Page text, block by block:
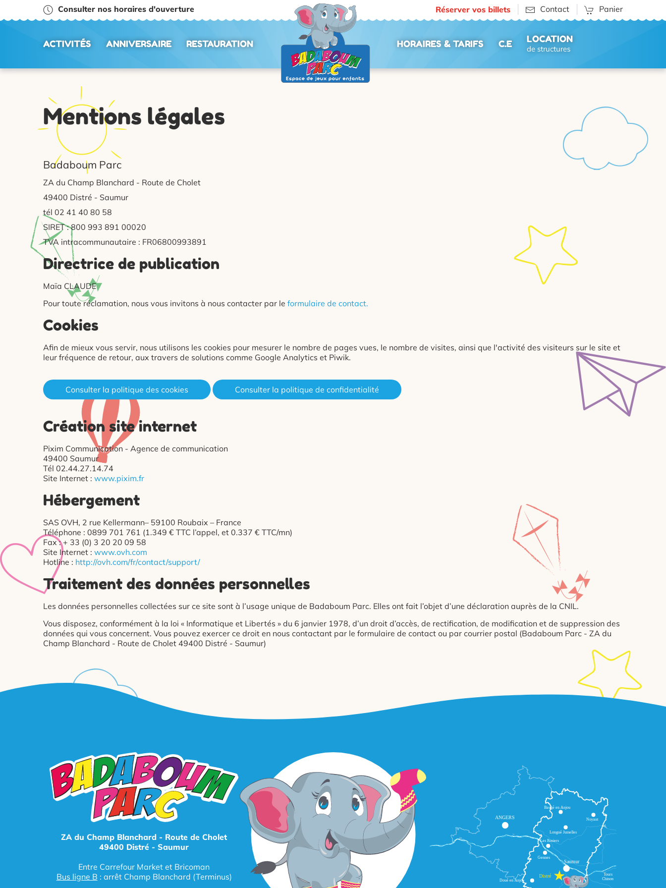
Consulter nos horaires d'ouverture Réserver vos billets Contact Panier
ACTIVITÉS ANNIVERSAIRE RESTAURATION HORAIRES & TARIFS C.E LOCATION
de structures
Mentions légales
Badaboum Parc
ZA du Champ Blanchard - Route de Cholet
49400 Distré - Saumur
tél 02 41 40 80 58
SIRET : 800 993 891 00020
TVA intracommunautaire : FR06800993891
Directrice de publication
Maïa CLAUDE
Pour toute réclamation, nous vous invitons à nous contacter par le formulaire de contact.
Cookies
Afin de mieux vous servir, nous utilisons les cookies pour mesurer le nombre de pages vues, le nombre de visites, ainsi que l'activité des visiteurs sur le site et
leur fréquence de retour, aux travers de solutions comme Google Analytics et Piwik.
Consulter la politique des cookies Consulter la politique de confidentialité
Création site internet
Pixim Communication - Agence de communication
49400 Saumur
Tél 02.44.27.14.74
Site Internet : www.pixim.fr
Hébergement
SAS OVH, 2 rue Kellermann– 59100 Roubaix – France
Téléphone : 0899 701 761 (1.349 € TTC l’appel, et 0.337 € TTC/mn)
Fax : + 33 (0) 3 20 20 09 58
Site Internet : www.ovh.com
Hotline : http://ovh.com/fr/contact/support/
Traitement des données personnelles
Les données personnelles collectées sur ce site sont à l’usage unique de Badaboum Parc. Elles ont fait l’objet d’une déclaration auprès de la CNIL.
Vous disposez, conformément à la loi « Informatique et Libertés » du 6 janvier 1978, d’un droit d’accès, de rectification, de modification et de suppression des
données qui vous concernent. Vous pouvez exercer ce droit en nous contactant par le formulaire de contact ou par courrier postal (Badaboum Parc - ZA du
Champ Blanchard - Route de Cholet 49400 Distré - Saumur)
ZA du Champ Blanchard - Route de Cholet
49400 Distré - Saumur
Entre Carrefour Market et Bricoman
Bus ligne B : arrêt Champ Blanchard (Terminus)